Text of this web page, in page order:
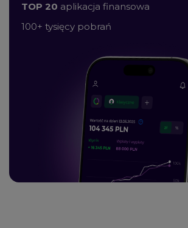
TOP 20 aplikacja finansowa
100+ tysięcy pobrań